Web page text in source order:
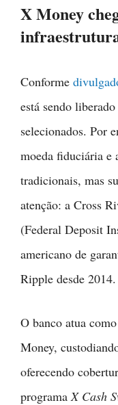
X Money
Conforme
está sendo
selecionados. Por
moeda fiduciária e
tradicionais, mas
atenção: a Cross
(Federal Deposit
americano de
Ripple desde 2014.
O banco atua
Money,
oferecendo
programa X Cash